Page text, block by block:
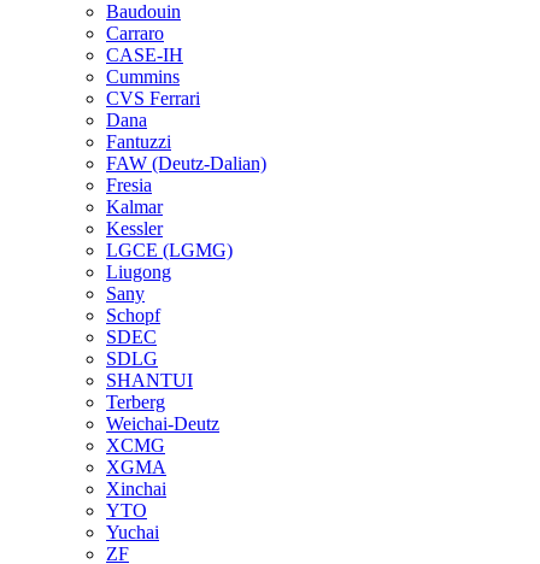
Baudouin
Carraro
CASE-IH
Cummins
CVS Ferrari
Dana
Fantuzzi
FAW (Deutz-Dalian)
Fresia
Kalmar
Kessler
LGCE (LGMG)
Liugong
Sany
Schopf
SDEC
SDLG
SHANTUI
Terberg
Weichai-Deutz
XCMG
XGMA
Xinchai
YTO
Yuchai
ZF